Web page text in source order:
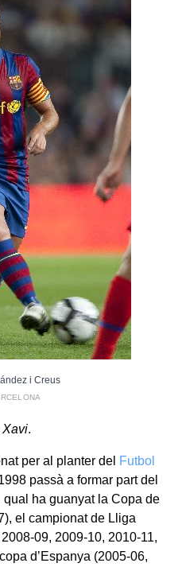
i Creus
Xavi.
per al planter del Futbol
passà a formar part del
ha guanyat la Copa de
el campionat de Lliga
09, 2009-10, 2010-11,
d’Espanya (2005-06,